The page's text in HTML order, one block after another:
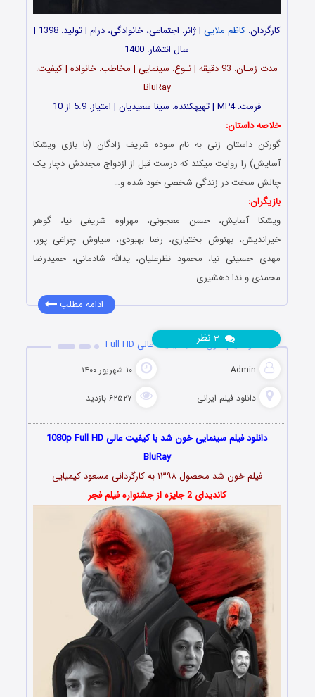
کارگردان:کاظم ملایی
| ژانر: اجتماعی، خانوادگی، درام | تولید: 1398 |
سال انتشار: 1400
مدت زمـان: 93 دقیقه | نـوع: سینمایی | مخاطب: خانواده | کیفیت:
BluRay
فرمت: MP4 | تهیه‎کننده: سینا سعیدیان | امتیاز: 5.9 از 10
خلاصه داستان:
گورکن داستان زنی به نام سوده شریف زادگان (با بازی ویشکا
آسایش) را روایت میکند که درست قبل از ازدواج مجددش دچار یک
چالش سخت در زندگی شخصی خود شده و…
بازیگران:
ویشکا آسایش، حسن معجونی، مهراوه شریفی نیا، گوهر
خیراندیش، بهنوش بختیاری، رضا بهبودی، سیاوش چراغی پور،
مهدی حسینی نیا، محمود نظرعلیان، یدالله شادمانی، حمیدرضا
محمدی و ندا دهشیری
ادامه مطلب
دانلود فیلم خون شد با کیفیت عالی Full HD
Admin ۱۰ شهریور ۱۴۰۰
دانلود فیلم‌ ایرانی ۶۲۵۲۷ بازدید
نظر
دانلود فیلم سینمایی خون شد با کیفیت عالی 1080p Full HD
BluRay
فیلم خون شد محصول ۱۳۹۸ به کارگردانی مسعود کیمیایی
کاندیدای 2 جایزه از جشنواره فیلم فجر